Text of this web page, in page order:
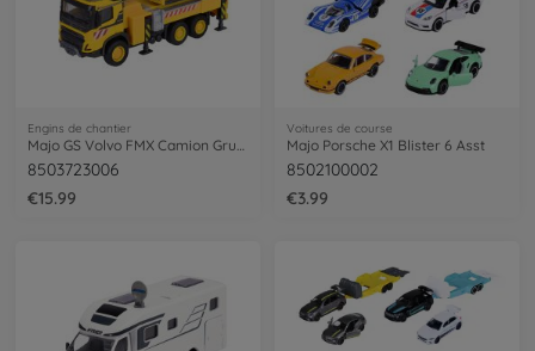
Engins de chantier
8503723006
€15.99
Voitures de course
Majo Porsche X1 Blister 6 Asst
8502100002
€3.99